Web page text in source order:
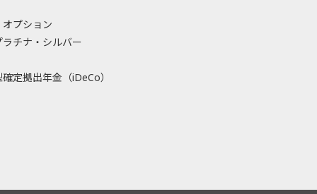
プション
ラチナ・シルバー
定拠出年金（iDeCo）